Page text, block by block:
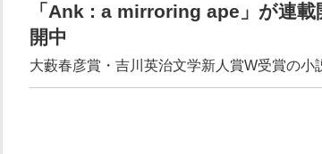
「Ank : a mirroring ape」が連
開中
大藪春彦賞・吉川英治文学新人賞W受賞の小